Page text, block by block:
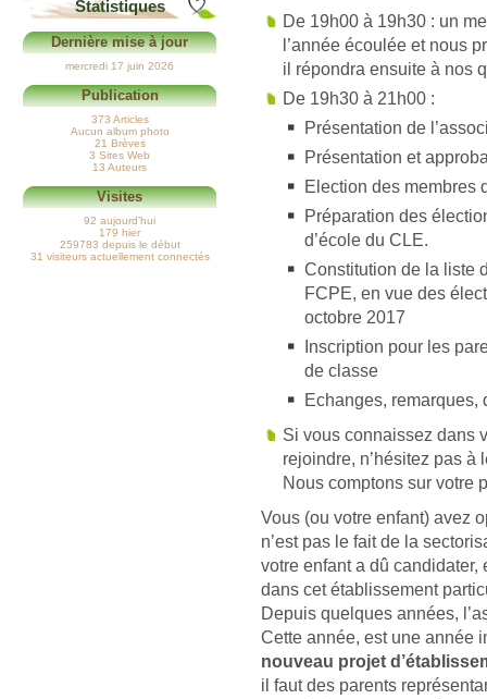
De 19h00 à 19h30 : un
l’année écoulée et nous
il répondra ensuite à nos
De 19h30 à 21h00 :
Présentation de
Présentation et
Election des membres
Préparation des
d’école du CLE.
Constitution de la liste
FCPE, en vue des
octobre 2017
Inscription pour les
de classe
Echanges, remarques,
Si vous connaissez dans
rejoindre, n’hésitez pas à
Nous comptons sur votre
Vous (ou votre enfant) avez
n’est pas le fait de la
votre enfant a dû
dans cet établissement
Depuis quelques années,
Cette année, est une année
nouveau projet
il faut des parents
Statistiques
Dernière mise à jour
mercredi 17 juin 2026
Publication
373 Articles
Aucun album photo
21 Brèves
3 Sites Web
13 Auteurs
Visites
92 aujourd’hui
179 hier
259783 depuis le début
31 visiteurs actuellement connectés